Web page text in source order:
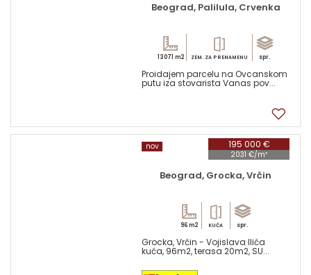
Beograd, Palilula, Crvenka
13071 m2 ZEM. ZA PRENAMENU spr.
Proidajem parcelu na Ovcanskom
putu iza stovarista Vanas pov...
195 000 €
2031 €/m²
nov
Beograd, Grocka, Vrčin
96 m2 KUĆA spr.
Grocka, Vrčin - Vojislava Ilića
kuća, 96m2, terasa 20m2, SU...